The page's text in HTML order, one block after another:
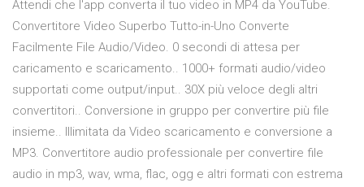
Attendi che l'app converta il tuo video in MP4 da YouTube.
Convertitore Video Superbo Tutto-in-Uno Converte
Facilmente File Audio/Video. 0 secondi di attesa per
caricamento e scaricamento.. 1000+ formati audio/video
supportati come output/input.. 30X più veloce degli altri
convertitori.. Conversione in gruppo per convertire più file
insieme.. Illimitata da Video scaricamento e conversione a
MP3. Convertitore audio professionale per convertire file
audio in mp3, wav, wma, flac, ogg e altri formati con estrema